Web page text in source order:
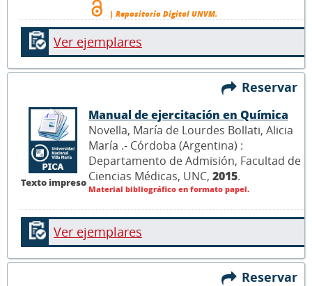
| Repositorio Digital UNVM.
Ver ejemplares
Reservar
Texto impreso
Manual de ejercitación en Química
Novella, María de Lourdes Bollati, Alicia
María .- Córdoba (Argentina) :
Departamento de Admisión, Facultad de
Ciencias Médicas, UNC, 2015.
Material bibliográfico en formato papel.
Ver ejemplares
Reservar